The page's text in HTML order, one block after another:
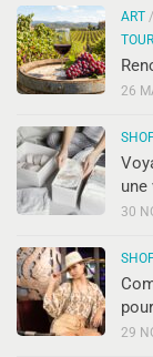
ART /
26
une
30
29